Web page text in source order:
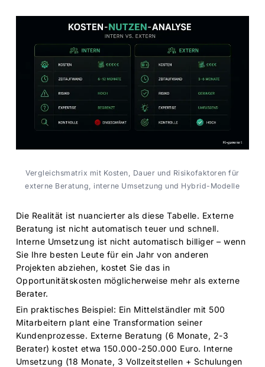
Vergleichsmatrix mit Kosten, Dauer und Risikofaktoren für
externe Beratung, interne Umsetzung und Hybrid-Modelle
Die Realität ist nuancierter als diese Tabelle. Externe
Beratung ist nicht automatisch teuer und schnell.
Interne Umsetzung ist nicht automatisch billiger – wenn
Sie Ihre besten Leute für ein Jahr von anderen
Projekten abziehen, kostet Sie das in
Opportunitätskosten möglicherweise mehr als externe
Berater.
Ein praktisches Beispiel: Ein Mittelständler mit 500
Mitarbeitern plant eine Transformation seiner
Kundenprozesse. Externe Beratung (6 Monate, 2-3
Berater) kostet etwa 150.000-250.000 Euro. Interne
Umsetzung (18 Monate, 3 Vollzeitstellen + Schulungen